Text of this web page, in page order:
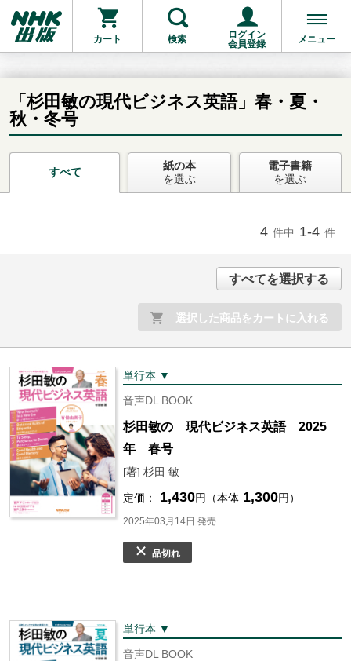
カート 検索
ログイン
会員登録
メニュー
お支払いに進む
「杉田敏の現代ビジネス英語」春・夏・
秋・冬号
すべて
紙の本
を選ぶ
電子書籍
を選ぶ
4 件中 1-4 件
すべてを選択する
選択した商品をカートに入れる
単行本 ▼
音声DL BOOK
杉田敏の 現代ビジネス英語 2025
年 春号
[著] 杉田 敏
定価： 1,430円（本体 1,300円）
2025年03月14日 発売
品切れ
単行本 ▼
音声DL BOOK